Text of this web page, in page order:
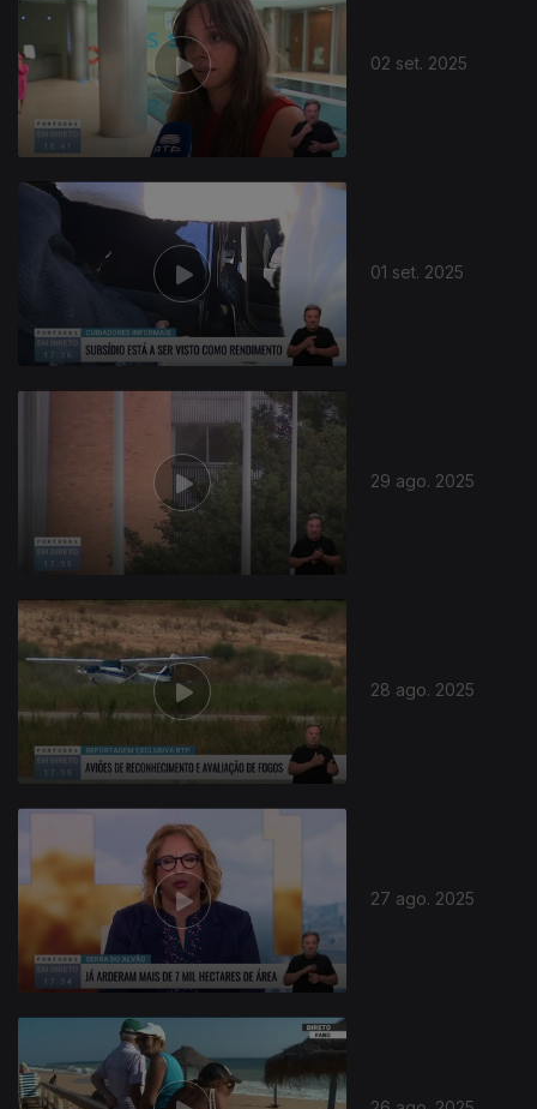
02 set. 2025
01 set. 2025
29 ago. 2025
28 ago. 2025
27 ago. 2025